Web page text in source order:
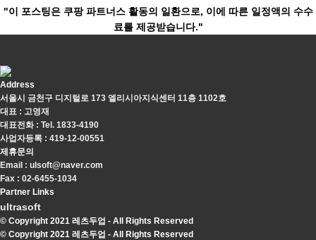
"이 포스팅은 쿠팡 파트너스 활동의 일환으로, 이에 따른 일정액의 수수
료를 제공받습니다."
Address
서울시 금천구 디지털로 173 엘리시아지식센터 11층 1102호
대표 : 고영재
대표전화 : Tel. 1833-4190
사업자등록 : 419-12-00551
제휴문의
Email : ulsoft@naver.com
Fax : 02-6455-1034
Partner Links
ultrasoft
© Copyright 2021 레츠두업 - All Rights Reserved
© Copyright 2021 레츠두업 - All Rights Reserved